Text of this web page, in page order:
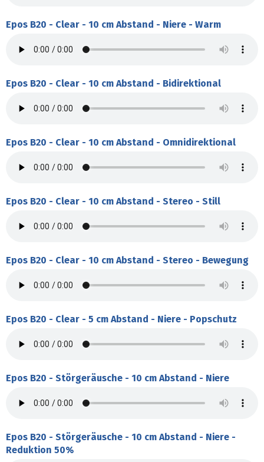
Epos B20 - Clear - 10 cm Abstand - Niere - Warm
Epos B20 - Clear - 10 cm Abstand - Bidirektional
Epos B20 - Clear - 10 cm Abstand - Omnidirektional
Epos B20 - Clear - 10 cm Abstand - Stereo - Still
Epos B20 - Clear - 10 cm Abstand - Stereo - Bewegung
Epos B20 - Clear - 5 cm Abstand - Niere - Popschutz
Epos B20 - Störgeräusche - 10 cm Abstand - Niere
Epos B20 - Störgeräusche - 10 cm Abstand - Niere -
Reduktion 50%